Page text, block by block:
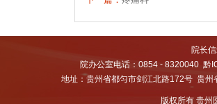
院长
院办公室电话：0854 - 8320040黔
地址：贵州省都匀市剑江北路172号 贵
版权所有 贵州